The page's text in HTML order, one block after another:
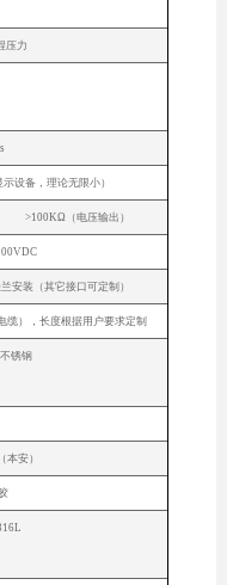
压力
90%FS）
设备，理论无限小）
>100KΩ（电压输出）
安装（其它接口可定制）
缆），长度根据用户要求定制
锈钢
本安）